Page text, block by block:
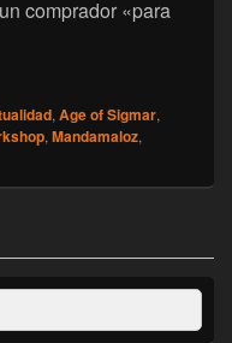
comprador «para
Abriendo el
, Age of Sigmar,
, Mandamaloz,